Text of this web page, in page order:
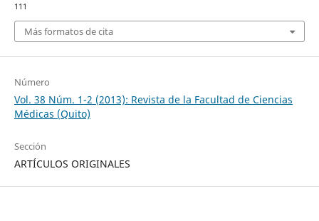
111
Más formatos de cita
Número
Vol. 38 Núm. 1-2 (2013): Revista de la Facultad de Ciencias
Médicas (Quito)
Sección
ARTÍCULOS ORIGINALES